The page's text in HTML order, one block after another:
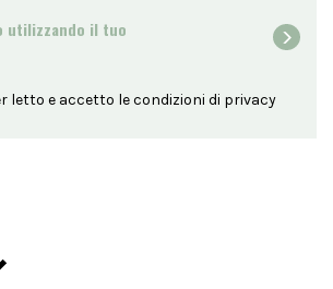
utilizzando il tuo
letto e accetto le condizioni di privacy